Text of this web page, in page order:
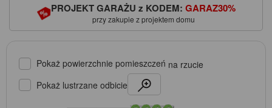
PROJEKT GARAŻU z KODEM: GARAZ30%
przy zakupie z projektem domu
Pokaż powierzchnie pomieszczeń na rzucie
Pokaż lustrzane odbicie